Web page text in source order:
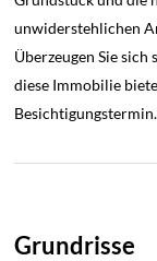
unwiderstehlichen
Überzeugen Sie
diese Immobilie
Grundrisse